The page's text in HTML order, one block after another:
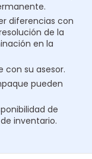
diferencias con
de la
en la
con su asesor.
pueden
de
inventario.